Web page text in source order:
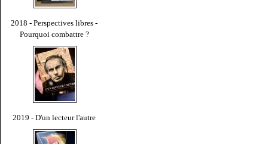
2018 - Perspectives libres -
Pourquoi combattre ?
2019 - D'un lecteur l'autre